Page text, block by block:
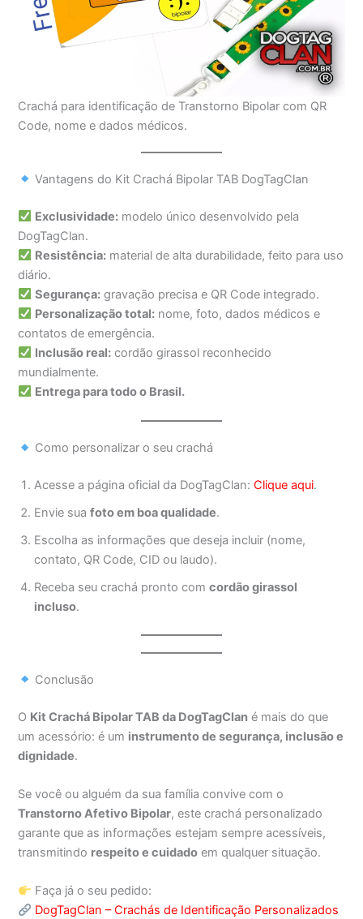
Crachá para identificação de Transtorno Bipolar com QR
Code, nome e dados médicos.
Vantagens do Kit Crachá Bipolar TAB DogTagClan
Exclusividade: modelo único desenvolvido pela
DogTagClan.
Resistência: material de alta durabilidade, feito para uso
diário.
Segurança: gravação precisa e QR Code integrado.
Personalização total: nome, foto, dados médicos e
contatos de emergência.
Inclusão real: cordão girassol reconhecido
mundialmente.
Entrega para todo o Brasil.
Como personalizar o seu crachá
Acesse a página oficial da DogTagClan:Clique aqui.
Envie suafoto em boa qualidade.
Escolha as informações que deseja incluir (nome,
contato, QR Code, CID ou laudo).
Receba seu crachá pronto comcordão girassol
incluso.
Conclusão
O Kit Crachá Bipolar TAB da DogTagClan é mais do que
um acessório: é um instrumento de segurança, inclusão e
dignidade.
Se você ou alguém da sua família convive com o
Transtorno Afetivo Bipolar, este crachá personalizado
garante que as informações estejam sempre acessíveis,
transmitindo respeito e cuidado em qualquer situação.
Faça já o seu pedido:
DogTagClan – Crachás de Identificação Personalizados